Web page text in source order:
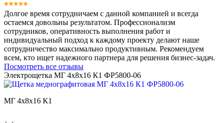
Долгое время сотрудничаем с данной компанией и всегда
остаемся довольны результатом. Профессионализм
сотрудников, оперативность выполнения работ и
индивидуальный подход к каждому проекту делают наше
сотрудничество максимально продуктивным. Рекомендуем
всем, кто ищет надежного партнера для решения бизнес-задач.
Посмотреть все отзывы
Электрощетка МГ 4х8х16 К1 ФР5800-06
МГ 4х8х16 К1